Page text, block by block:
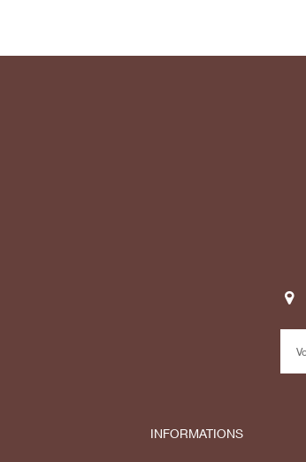
INFORMATIONS